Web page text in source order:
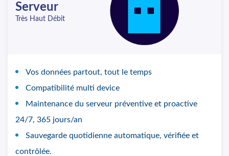
Serveur
Très Haut Débit
Vos données partout, tout le temps
Compatibilité multi device
Maintenance du serveur préventive et proactive
24/7, 365 jours/an
Sauvegarde quotidienne automatique, vérifiée et
contrôlée.